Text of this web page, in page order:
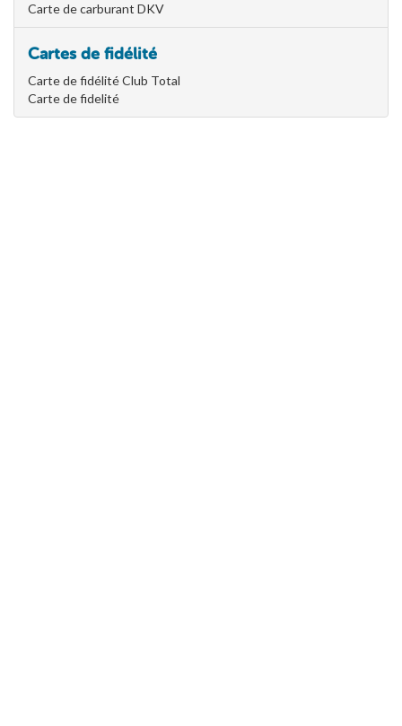
Carte de carburant DKV
Cartes de fidélité
Carte de fidélité Club Total
Carte de fidelité